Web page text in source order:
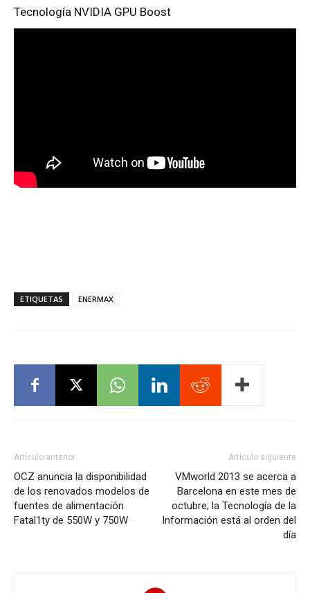
Tecnología NVIDIA GPU Boost
ETIQUETAS ENERMAX
Artículo anterior
OCZ anuncia la disponibilidad
de los renovados modelos de
fuentes de alimentación
Fatal1ty de 550W y 750W
Artículo siguiente
VMworld 2013 se acerca a
Barcelona en este mes de
octubre; la Tecnología de la
Información está al orden del
día